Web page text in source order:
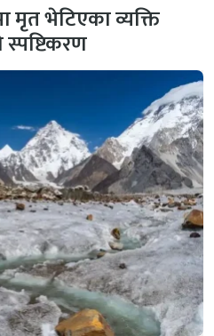
मृत भेटिएका व्यक्ति
स्पष्टिकरण